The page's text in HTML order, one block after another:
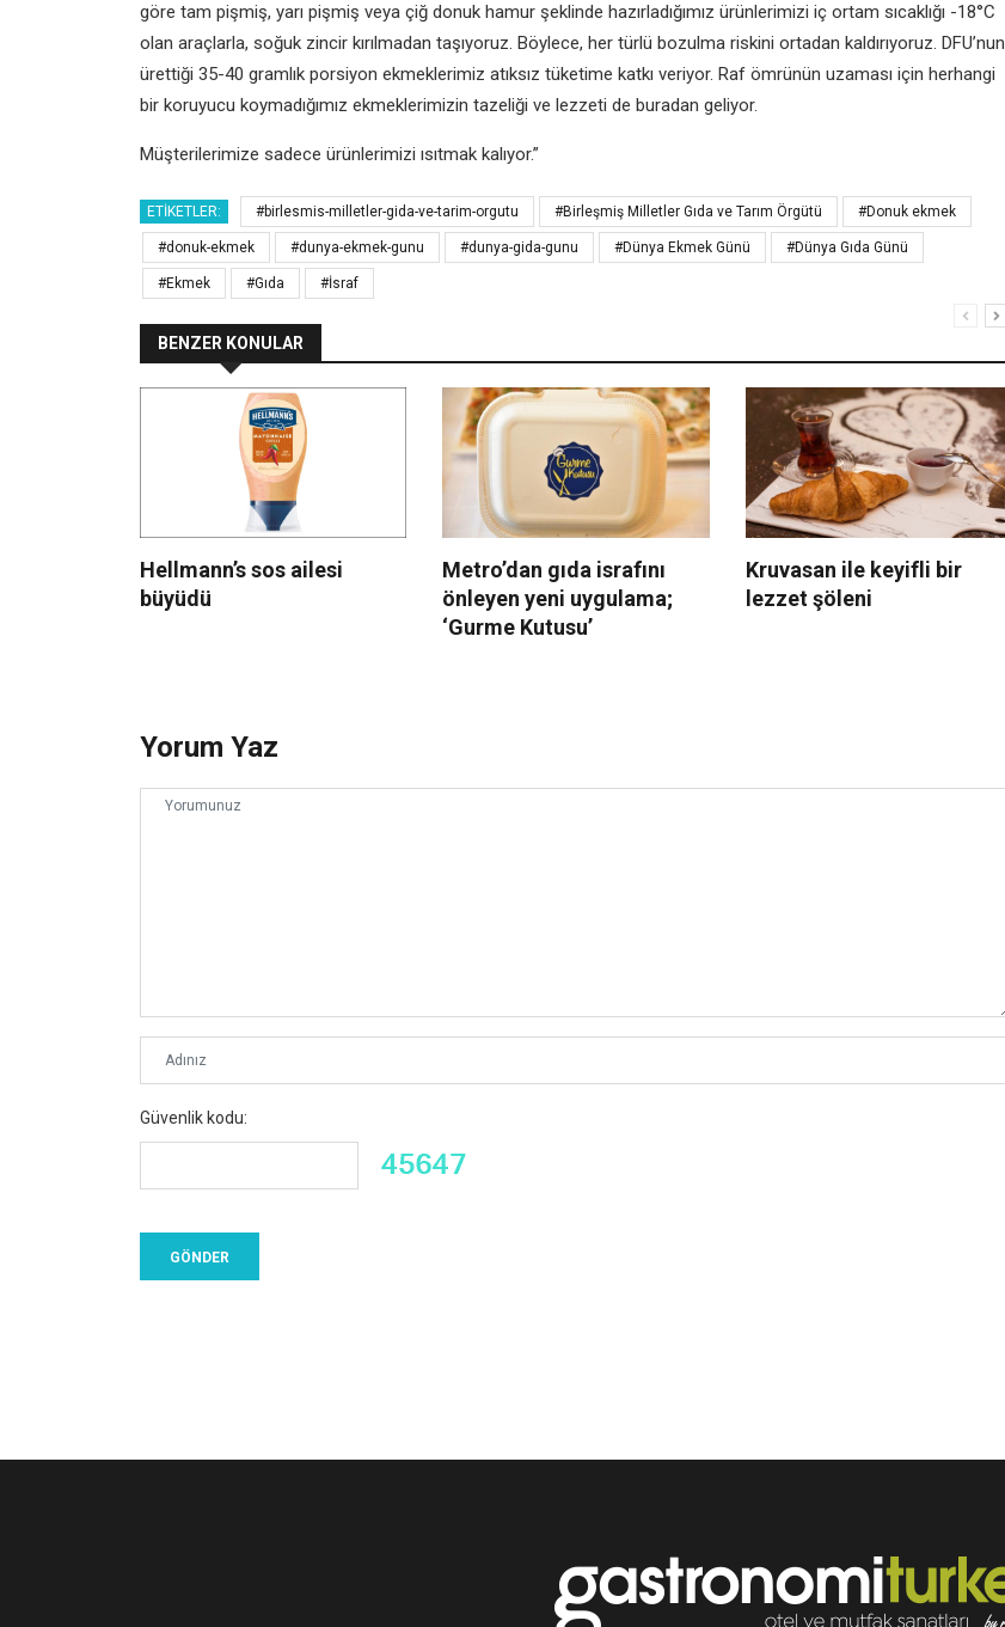
göre tam pişmiş, yarı pişmiş veya çiğ donuk hamur şeklinde hazırladığımız ürünlerimizi iç ortam sıcaklığı -18°C
olan araçlarla, soğuk zincir kırılmadan taşıyoruz. Böylece, her türlü bozulma riskini ortadan kaldırıyoruz. DFU’nun
ürettiği 35-40 gramlık porsiyon ekmeklerimiz atıksız tüketime katkı veriyor. Raf ömrünün uzaması için herhangi
bir koruyucu koymadığımız ekmeklerimizin tazeliği ve lezzeti de buradan geliyor.
Müşterilerimize sadece ürünlerimizi ısıtmak kalıyor.”
ETIKETLER: #birlesmis-milletler-gida-ve-tarim-orgutu #Birleşmiş Milletler Gıda ve Tarım Örgütü #Donuk ekmek
#donuk-ekmek #dunya-ekmek-gunu #dunya-gida-gunu #Dünya Ekmek Günü #Dünya Gıda Günü
#Ekmek #Gıda #İsraf
BENZER KONULAR
Hellmann’s sos ailesi
büyüdü
Metro’dan gıda israfını
önleyen yeni uygulama;
‘Gurme Kutusu’
Kruvasan ile keyifli bir
lezzet şöleni
Yorum Yaz
Güvenlik kodu: